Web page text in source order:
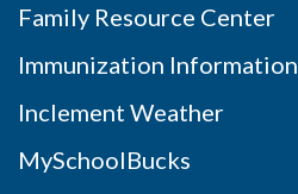
Family Resource Center
Immunization Information
Inclement Weather
MySchoolBucks